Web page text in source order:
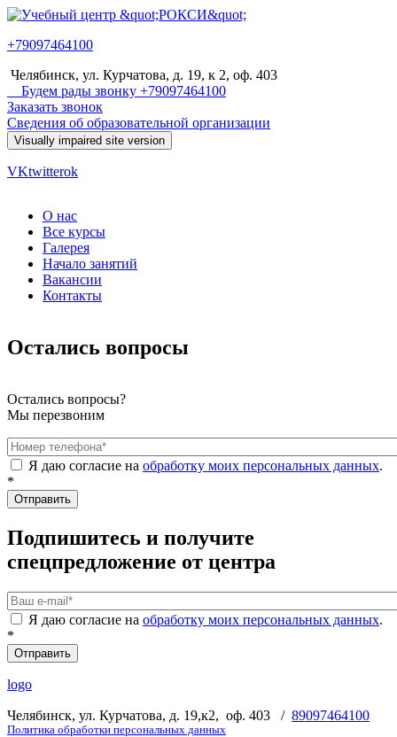
Перейти к основному содержанию
Учебный
центр
"РОКСИ"
+79097464100
Челябинск, ул. Курчатова, д. 19, к 2, оф. 403
Будем рады звонку +79097464100
Заказать звонок
Сведения об образовательной организации
VKtwitterok
Главное меню
О нас
Все курсы
Галерея
Начало занятий
Вакансии
Контакты
Остались вопросы
Остались вопросы?
Мы перезвоним
Номер телефона
Я даю согласие на обработку моих персональных данных.
*
Подпишитесь и получите
спецпредложение от центра
Ваш e-mail
Я даю согласие на обработку моих персональных данных.
*
logo
Челябинск, ул. Курчатова, д. 19,к2, оф. 403 / 89097464100
Политика обработки персональных данных